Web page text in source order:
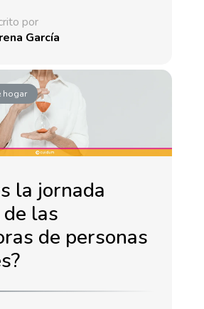
por
García
hogar
la jornada
las
de personas